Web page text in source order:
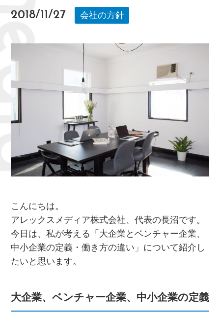
2018/11/27 会社の方針
こんにちは。
アレックスメディア株式会社、代表の長沼です。
今日は、私が考える「大企業とベンチャー企業、
中小企業の定義・働き方の違い」について紹介し
たいと思います。
大企業、ベンチャー企業、中小企業の定義